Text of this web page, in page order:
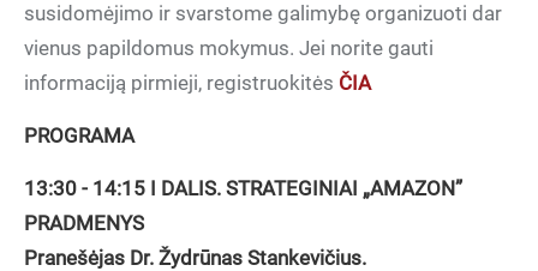
susidomėjimo ir svarstome galimybę organizuoti dar
vienus papildomus mokymus. Jei norite gauti
informaciją pirmieji, registruokitės ČIA
PROGRAMA
13:30 - 14:15 I DALIS. STRATEGINIAI „AMAZON”
PRADMENYS
Pranešėjas Dr. Žydrūnas Stankevičius.